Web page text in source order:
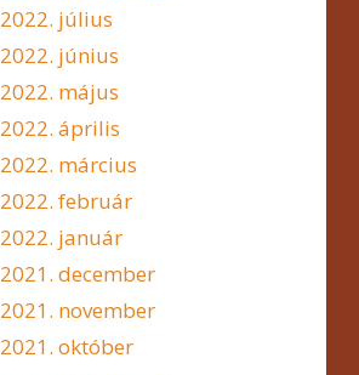
2022. július
2022. június
2022. május
2022. április
2022. március
2022. február
2022. január
2021. december
2021. november
2021. október